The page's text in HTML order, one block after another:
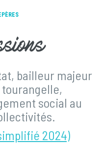
bailleur majeur
social au
2024)